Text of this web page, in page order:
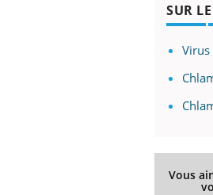
SUR
Virus
Vous